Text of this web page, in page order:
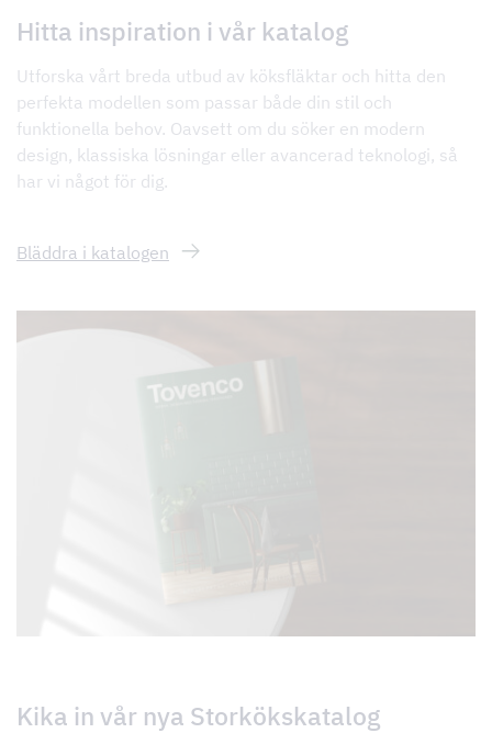
Hitta inspiration i vår katalog
Utforska vårt breda utbud av köksfläktar och hitta den
perfekta modellen som passar både din stil och
funktionella behov. Oavsett om du söker en modern
design, klassiska lösningar eller avancerad teknologi, så
har vi något för dig.
Bläddra i katalogen
Kika in vår nya Storkökskatalog